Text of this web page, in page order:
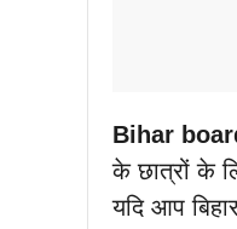
Bihar
के छात्रों के
यदि आप